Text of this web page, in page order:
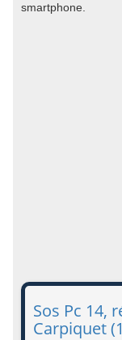
smartphone.
Sos Pc 14,
Carpiquet